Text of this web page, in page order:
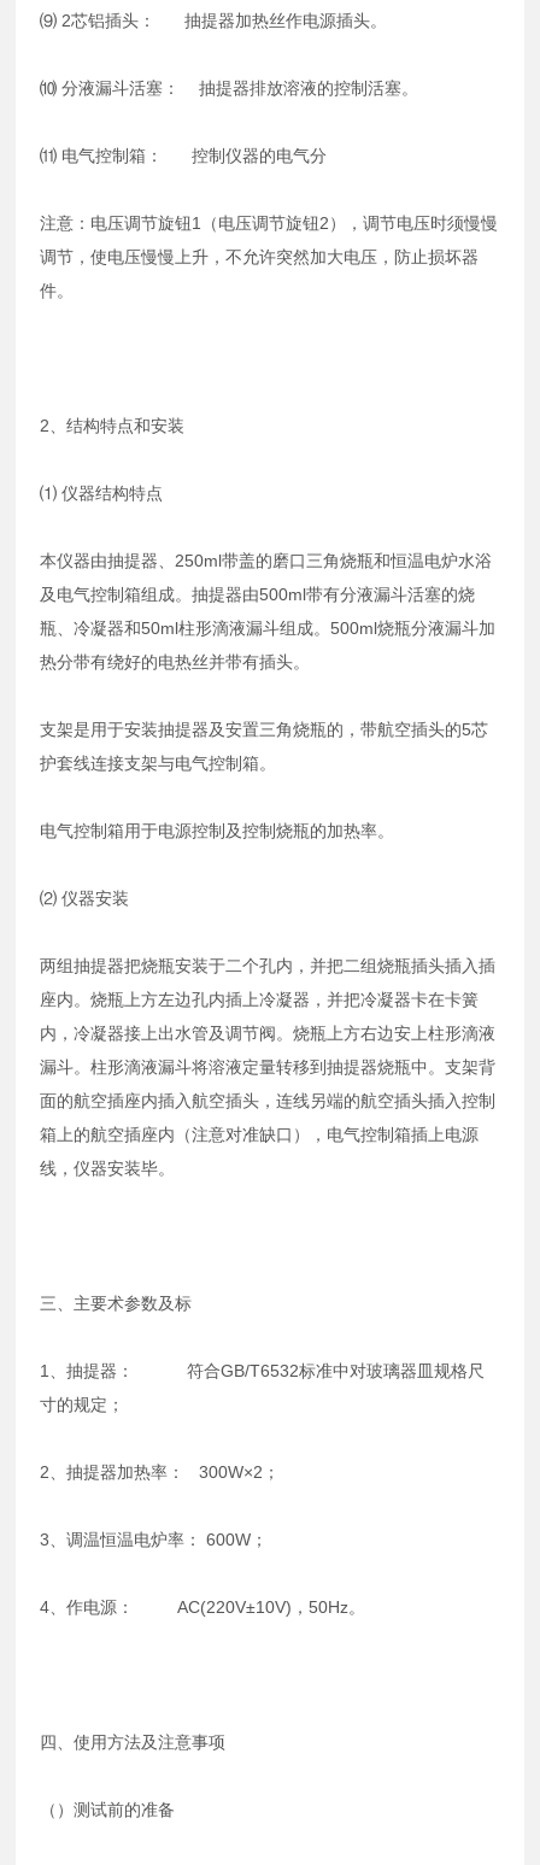
⑼ 2芯铝插头： 抽提器加热丝作电源插头。
⑽ 分液漏斗活塞： 抽提器排放溶液的控制活塞。
⑾ 电气控制箱： 控制仪器的电气分
注意：电压调节旋钮1（电压调节旋钮2），调节电压时须慢慢
调节，使电压慢慢上升，不允许突然加大电压，防止损坏器
件。
2、结构特点和安装
⑴ 仪器结构特点
本仪器由抽提器、250ml带盖的磨口三角烧瓶和恒温电炉水浴
及电气控制箱组成。抽提器由500ml带有分液漏斗活塞的烧
瓶、冷凝器和50ml柱形滴液漏斗组成。500ml烧瓶分液漏斗加
热分带有绕好的电热丝并带有插头。
支架是用于安装抽提器及安置三角烧瓶的，带航空插头的5芯
护套线连接支架与电气控制箱。
电气控制箱用于电源控制及控制烧瓶的加热率。
⑵ 仪器安装
两组抽提器把烧瓶安装于二个孔内，并把二组烧瓶插头插入插
座内。烧瓶上方左边孔内插上冷凝器，并把冷凝器卡在卡簧
内，冷凝器接上出水管及调节阀。烧瓶上方右边安上柱形滴液
漏斗。柱形滴液漏斗将溶液定量转移到抽提器烧瓶中。支架背
面的航空插座内插入航空插头，连线另端的航空插头插入控制
箱上的航空插座内（注意对准缺口），电气控制箱插上电源
线，仪器安装毕。
三、主要术参数及标
1、抽提器： 符合GB/T6532标准中对玻璃器皿规格尺
寸的规定；
2、抽提器加热率： 300W×2；
3、调温恒温电炉率： 600W；
4、作电源： AC(220V±10V)，50Hz。
四、使用方法及注意事项
（）测试前的准备